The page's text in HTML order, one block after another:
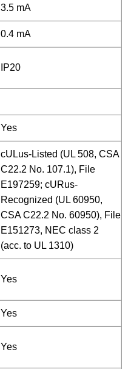
3.5 mA
0.4 mA
IP20
Yes
cULus-Listed (UL 508, CSA
C22.2 No. 107.1), File
E197259; cURus-
Recognized (UL 60950,
CSA C22.2 No. 60950), File
E151273, NEC class 2
(acc. to UL 1310)
Yes
Yes
Yes